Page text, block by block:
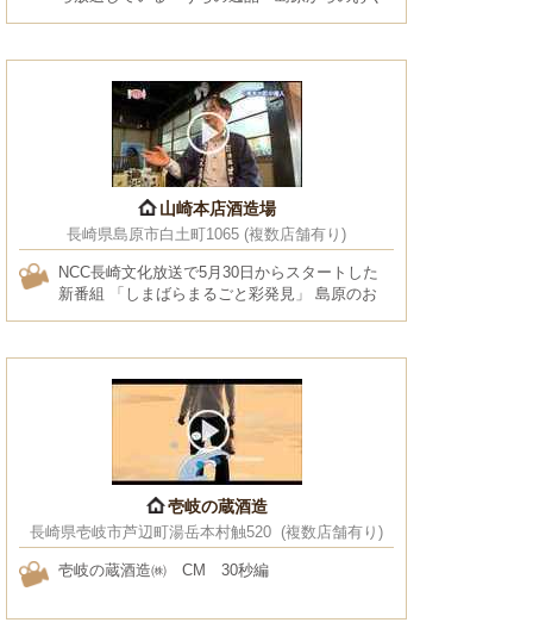
山崎本店酒造場
長崎県島原市白土町1065 (複数店舗有り)
NCC長崎文化放送で5月30日からスタートした
新番組 「しまばらまるごと彩発見」 島原のお
島原市にある老舗
壱岐の蔵酒造
長崎県壱岐市芦辺町湯岳本村触520 (複数店舗有り)
壱岐の蔵酒造㈱ CM 30秒編